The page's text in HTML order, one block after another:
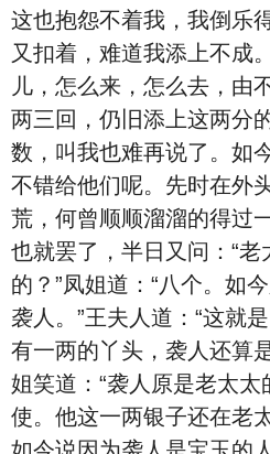
这也抱怨不着我，我倒乐
又扣着，难道我添上不成
儿，怎么来，怎么去，由
两三回，仍旧添上这两分
数，叫我也难再说了。如
不错给他们呢。先时在外
荒，何曾顺顺溜溜的得过
也就罢了，半日又问：“
的？”凤姐道：“八个。如
袭人。”王夫人道：“这就
有一两的丫头，袭人还算
姐笑道：“袭人原是老太
使。他这一两银子还在老